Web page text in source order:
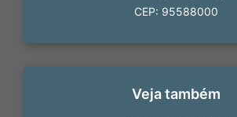
CEP: 95588000
Veja também